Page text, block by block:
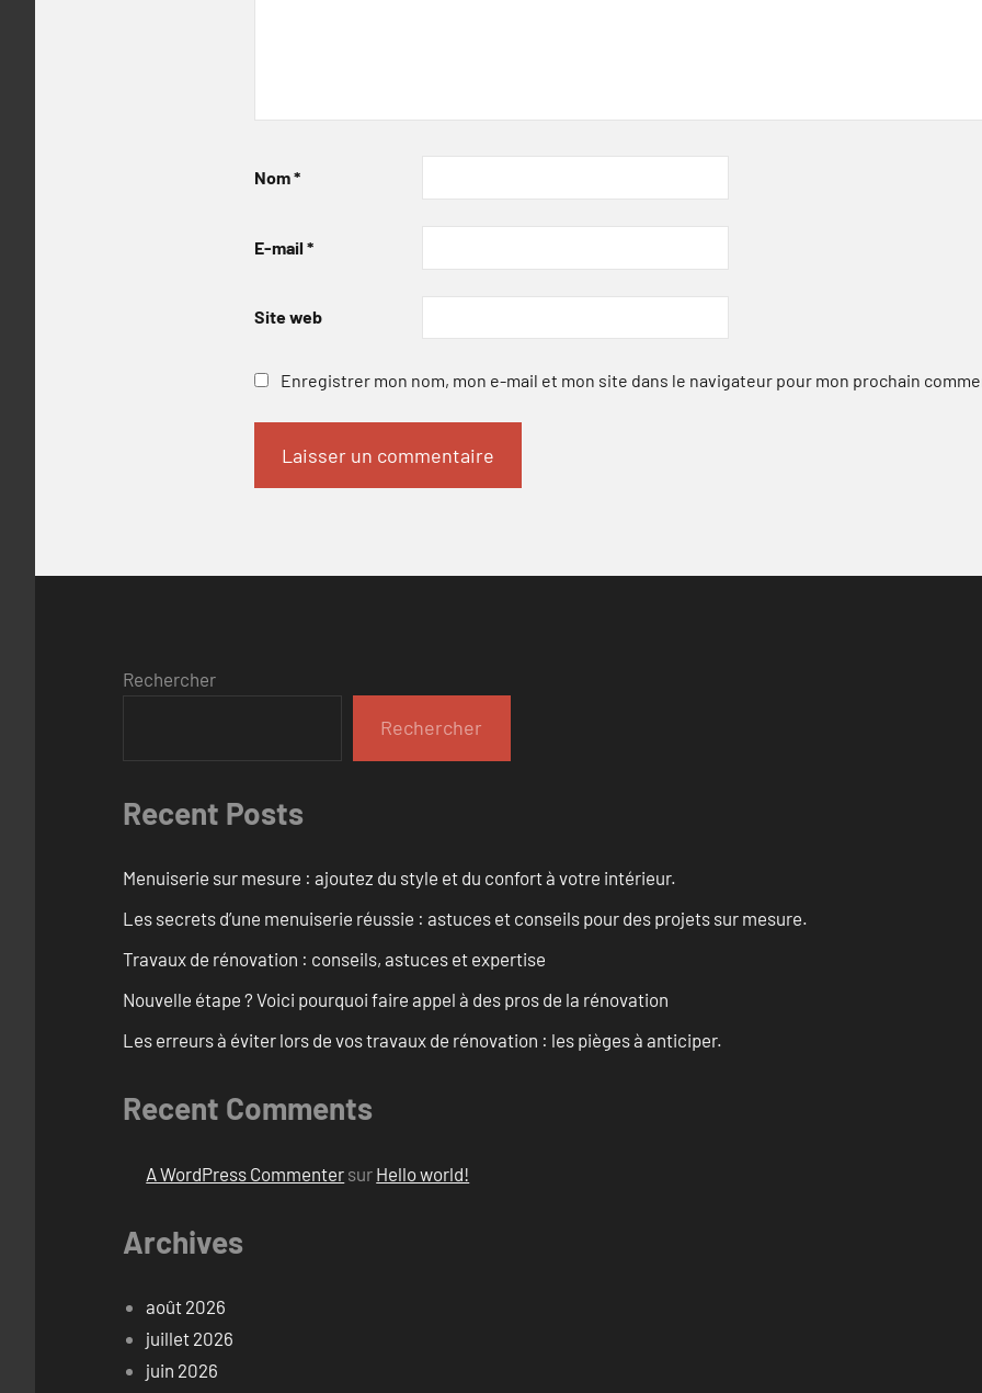
Nom*
E-mail *
Site web
Enregistrer mon nom, mon e-mail et mon site dans le navigateur pour mon prochain
Rechercher
Rechercher
Recent Posts
Menuiserie sur mesure : ajoutez du style et du confort à votre intérieur.
Les secrets d’une menuiserie réussie : astuces et conseils pour des projets sur mesure.
Travaux de rénovation : conseils, astuces et expertise
Nouvelle étape ? Voici pourquoi faire appel à des pros de la rénovation
Les erreurs à éviter lors de vos travaux de rénovation : les pièges à anticiper.
Recent Comments
A WordPress Commenter sur Hello world!
Archives
août 2026
juillet 2026
juin 2026